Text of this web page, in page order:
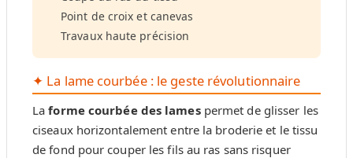
Point de croix et canevas
Travaux haute précision
✦ La lame courbée : le geste révolutionnaire
Laforme courbée des lamespermet de glisser les
ciseaux horizontalement entre la broderie et le tissu
de fond pour couper les fils au ras sans risquer